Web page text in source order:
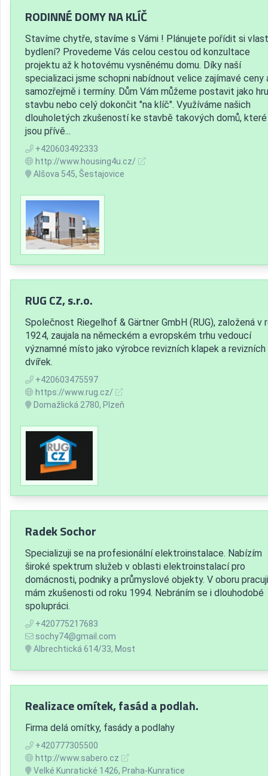
RODINNÉ DOMY NA KLÍČ
Stavíme chytře, stavíme s Vámi ! Plánujete pořídit si
bydlení? Provedeme Vás celou cestou od konzultace
projektu až k hotovému vysněnému domu. Díky naší
specializaci jsme schopni nabídnout velice zajímavé ceny
samozřejmě i termíny. Dům Vám můžeme postavit jako
stavbu nebo celý dokončit "na klíč". Využíváme našich
dlouholetých zkušeností ke stavbě takových domů, které
jsou přívě...
+420603492333
http://www.housing4u.cz/
Alšova 545, Šestajovice
RUG CZ, s.r.o.
Společnost Riegelhof & Gärtner GmbH (RUG), založená v
1924, zaujala na německém a evropském trhu vedoucí
významné místo jako výrobce revizních klapek a revizních
dvířek.
+420603475597
https://www.rug.cz/
Domažlická 2780, Plzeň
Radek Sochor
Specializuji se na profesionální elektroinstalace. Nabízím
široké spektrum služeb v oblasti elektroinstalací pro
domácnosti, podniky a průmyslové objekty. V oboru
mám zkušenosti od roku 1994. Nebráním se i dlouhodobé
spolupráci.
+420775217683
sochy74@gmail.com
Albrechtická 614/33, Most
Realizace omítek, fasád a podlah.
Firma delá omítky, fasády a podlahy
+420777305500
http://www.sabero.cz
Velké Kunratické 1426, Praha-Kunratice